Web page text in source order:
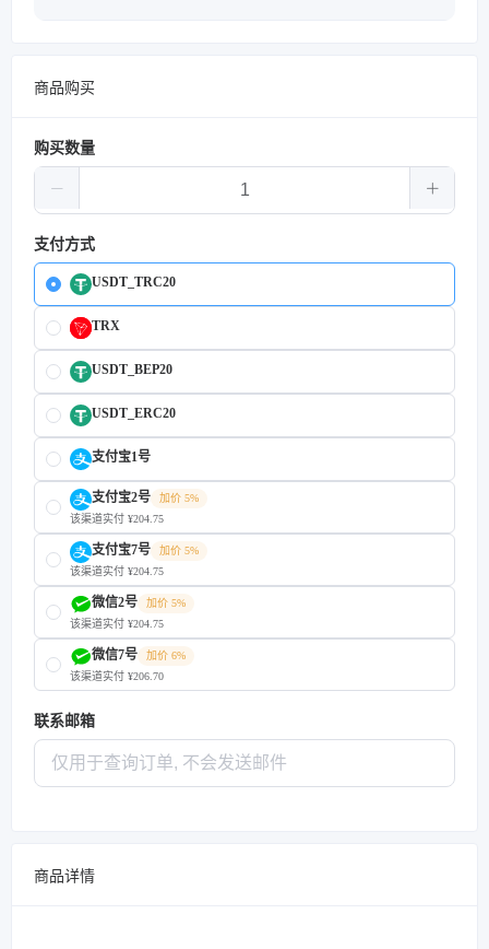
商品购买
购买数量
支付方式
USDT_TRC20
TRX
USDT_BEP20
USDT_ERC20
支付宝1号
支付宝2号
加价 5%
该渠道实付 ¥204.75
支付宝7号
加价 5%
该渠道实付 ¥204.75
微信2号
加价 5%
该渠道实付 ¥204.75
微信7号
加价 6%
该渠道实付 ¥206.70
联系邮箱
商品详情